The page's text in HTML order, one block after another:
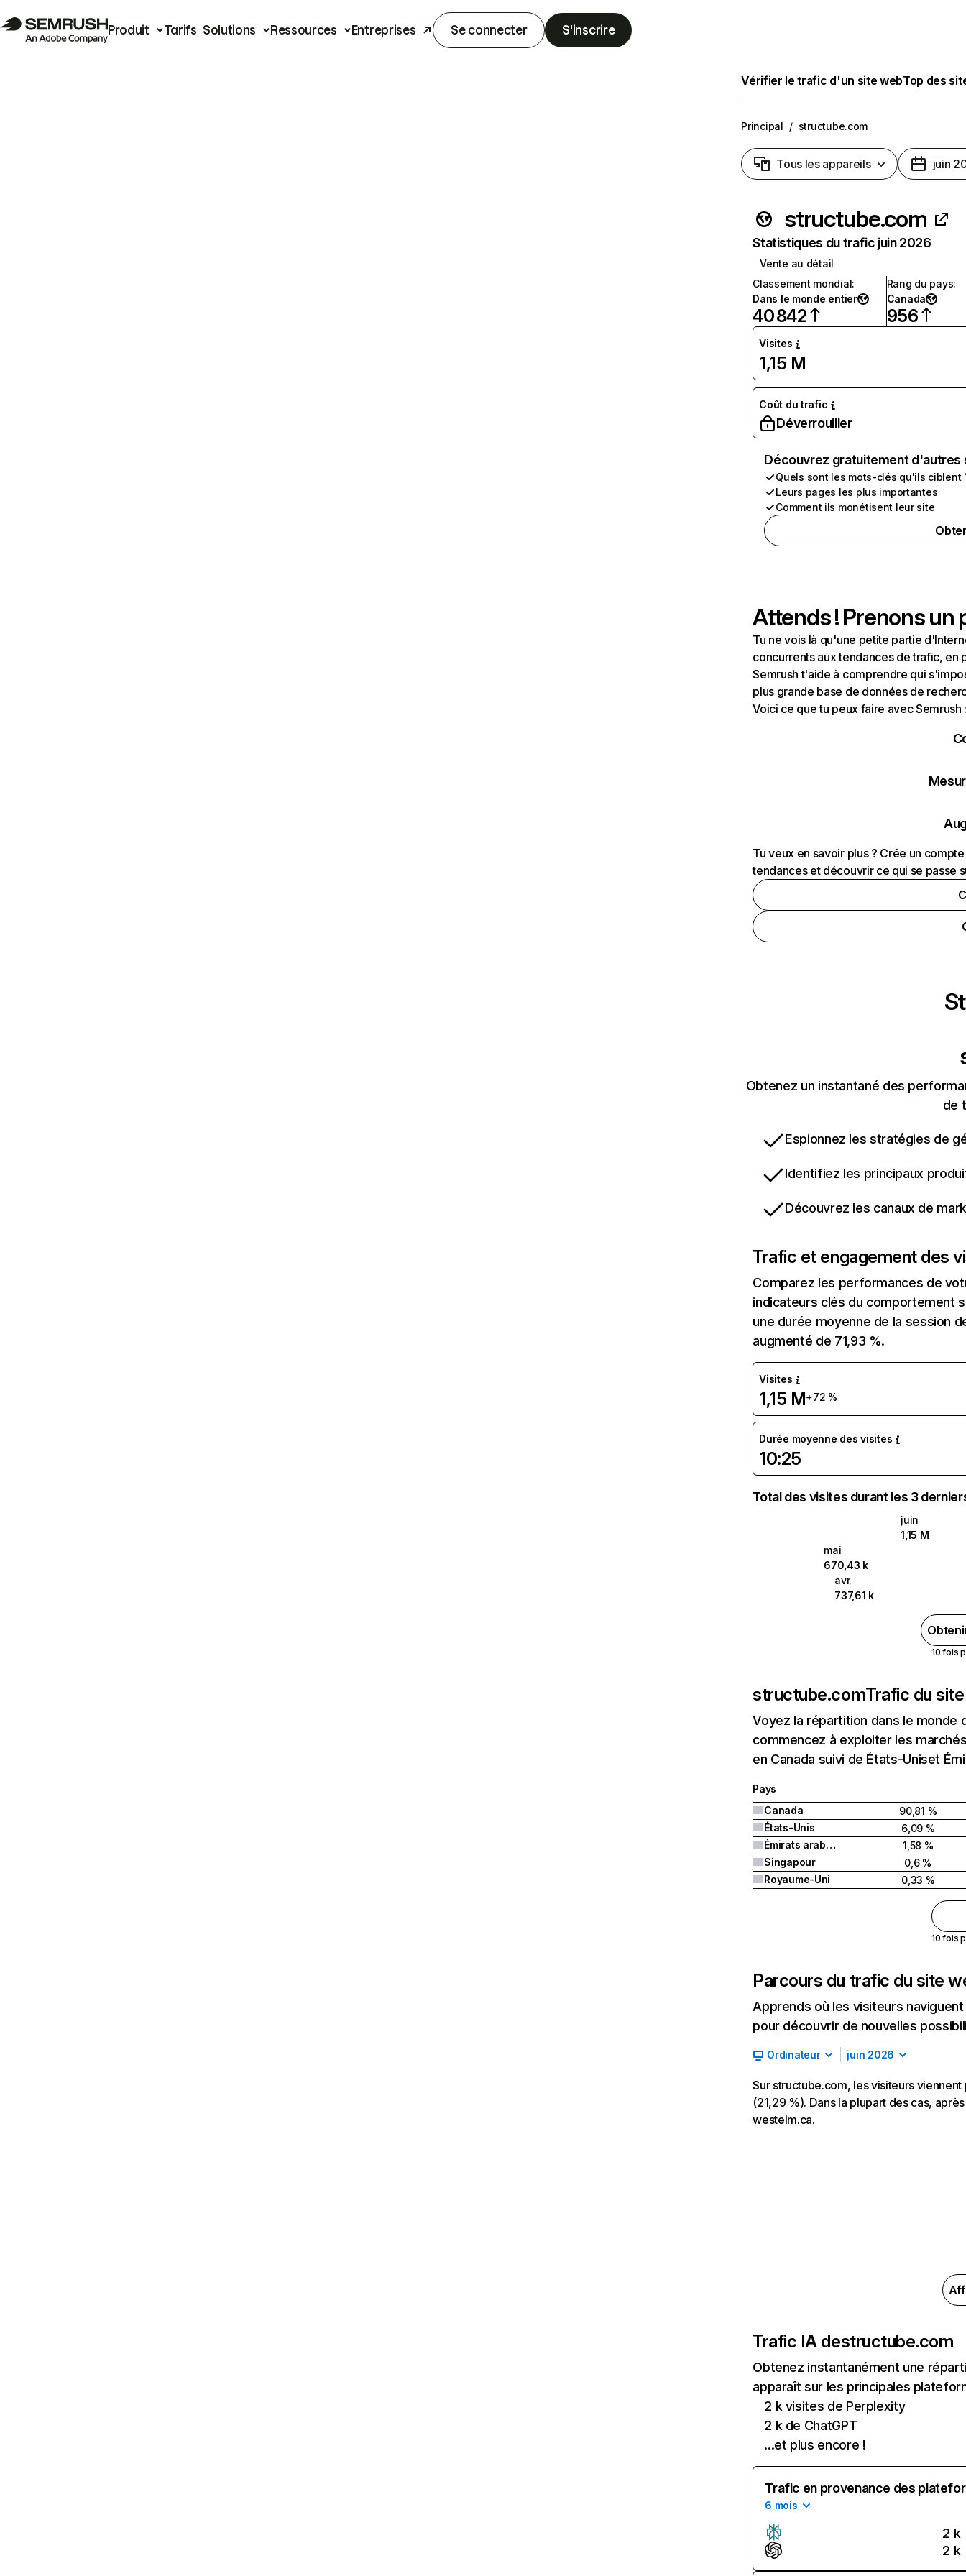
Produit Tarifs Solutions Ressources Entreprises Se connecter S'inscrire
Vérifier le trafic d'un site webTop des
Principal / structube.com
Tous les appareils juin
structube.com
Statistiques du trafic juin 2026
Vente au détail
Classement mondial:
Dans le monde entier
40 842
Rang du pays:
Canada
956
Visites
1,15 M
Coût du trafic
Déverrouiller
Découvrez gratuitement
Quels sont les mots-clés qu'ils ciblent
Leurs pages les plus importantes
Comment ils monétisent leur site
Attends ! Prenons un
Tu ne vois là qu'une petite partie
concurrents aux tendances de trafic, en
Semrush t'aide à comprendre qui
plus grande base de données de
Voici ce que tu peux faire avec Semrush
Tu veux en savoir plus ? Crée un
tendances et découvrir ce qui se passe
Obtenez un instantané des
de
Espionnez les stratégies de
Identifiez les principaux
Découvrez les canaux de
Trafic et engagement des
Comparez les performances de
indicateurs clés du comportement
une durée moyenne de la session
augmenté de 71,93 %.
Visites
1,15 M+72 %
Durée moyenne des visites
10:25
Total des visites durant les 3
juin
1,15 M
mai
670,43 k
avr.
737,61 k
10 fois
structube.comTrafic du
Voyez la répartition dans le
commencez à exploiter les
en Canada suivi de États-Uniset
Pays
Canada
90,81 %
États-Unis
6,09 %
Émirats arabes unis
1,58 %
Singapour
0,6 %
Royaume-Uni
0,33 %
10 fois
Parcours du trafic du site
Apprends où les visiteurs
pour découvrir de nouvelles
Ordinateur juin 2026
Sur structube.com, les visiteurs
(21,29 %). Dans la plupart des cas,
westelm.ca.
Trafic IA destructube.com
Obtenez instantanément une
apparaît sur les principales
2 k visites de Perplexity
2 k de ChatGPT
...et plus encore !
Trafic en provenance des
6 mois
2 k
2 k